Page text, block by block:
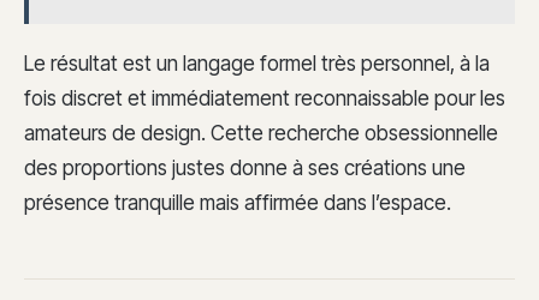
Le résultat est un langage formel très personnel, à la
fois discret et immédiatement reconnaissable pour les
amateurs de design. Cette recherche obsessionnelle
des proportions justes donne à ses créations une
présence tranquille mais affirmée dans l’espace.